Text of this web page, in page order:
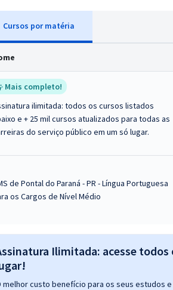
Cursos por matéria
Mais completo!
ilimitada: todos os cursos listados
e + 25 mil cursos atualizados para todas as
do serviço público em um só lugar.
de Pontal do Paraná - PR - Língua Portuguesa
os Cargos de Nível Médio
Ilimitada: acesse
melhor custo benefício para os seus estudos